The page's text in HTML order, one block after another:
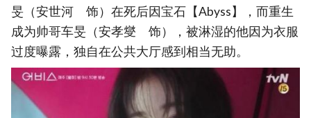
旻（安世河 饰）在死后因宝石【Abyss】，而重生
成为帅哥车旻（安孝燮 饰），被淋湿的他因为衣服
过度曝露，独自在公共大厅感到相当无助。